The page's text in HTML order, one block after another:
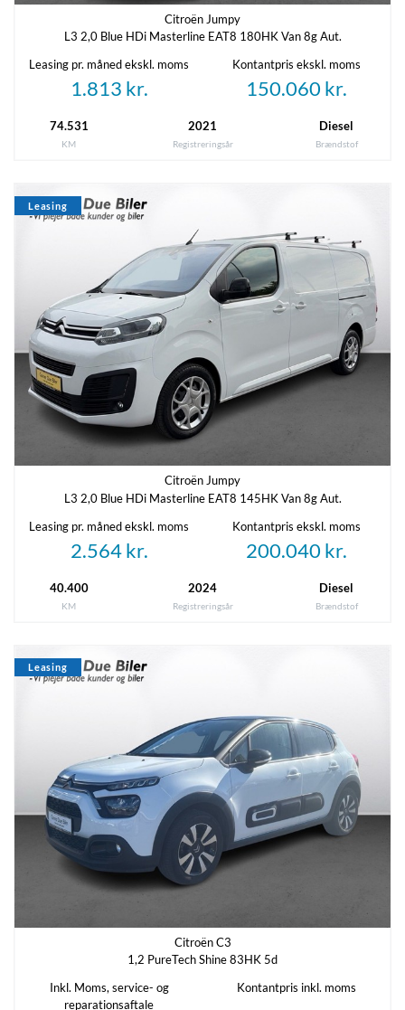
2,20 m 5,33 m
2500 kg 750 kg
-
Økonomi
Grøn ejerafgift (årlig)
7.760 kr.
Leveringsomkostninger (inkl.)
4.620 kr.
Annoncedata
Oprettet
09-04-2026
Referencenummer
Citroën Jumpy
L3 2,0 Blue HDi Masterline EAT8 180HK Van 8g Aut.
Leasing pr. måned ekskl. moms
1.813 kr.
Kontantpris ekskl. moms
150.060 kr.
74.531
KM
2021
Registreringsår
Diesel
Brændstof
Leasing
Citroën Jumpy
L3 2,0 Blue HDi Masterline EAT8 145HK Van 8g Aut.
Leasing pr. måned ekskl. moms
2.564 kr.
Kontantpris ekskl. moms
200.040 kr.
40.400
KM
2024
Registreringsår
Diesel
Brændstof
Leasing
Citroën C3
1,2 PureTech Shine 83HK 5d
Inkl. Moms, service- og
reparationsaftale
Kontantpris inkl. moms